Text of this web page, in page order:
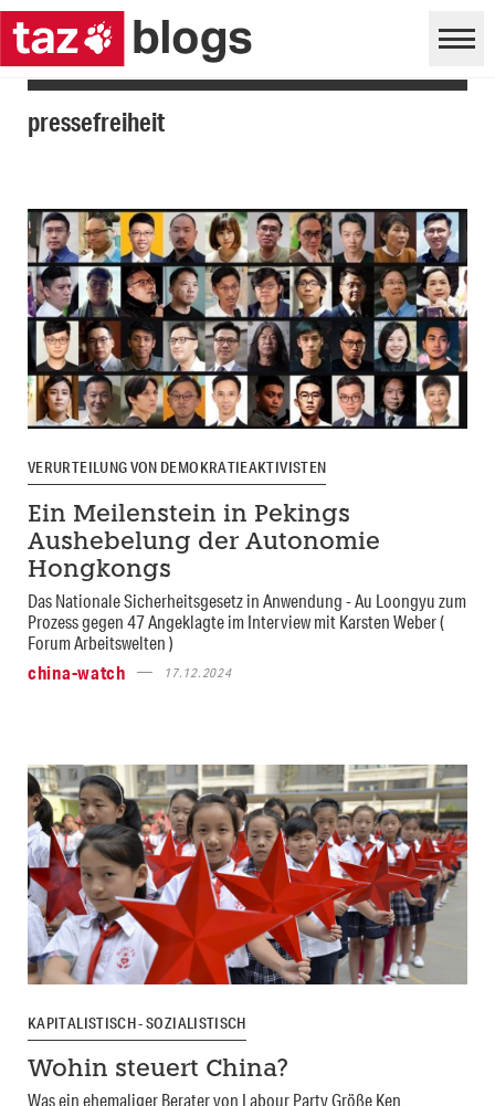
pressefreiheit
VERURTEILUNG VON DEMOKRATIEAKTIVISTEN
Ein Meilenstein in Pekings
Aushebelung der Autonomie
Hongkongs
Das Nationale Sicherheitsgesetz in Anwendung - Au Loongyu zum
Prozess gegen 47 Angeklagte im Interview mit Karsten Weber (
Forum Arbeitswelten )
china-watch
17.12.2024
KAPITALISTISCH - SOZIALISTISCH
Wohin steuert China?
Was ein ehemaliger Berater von Labour Party Größe Ken